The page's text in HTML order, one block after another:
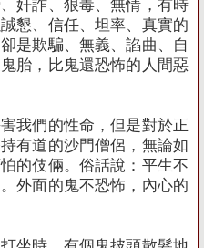
詐、狠毒、無情，有時
懇、信任、坦率、真實的
是欺騙、無義、諂曲、自
胎，比鬼還恐怖的人間惡
們的性命，但是對於正
有道的沙門僧侶，無論如
的伎倆。俗話說：平生不
外面的鬼不恐怖，內心的